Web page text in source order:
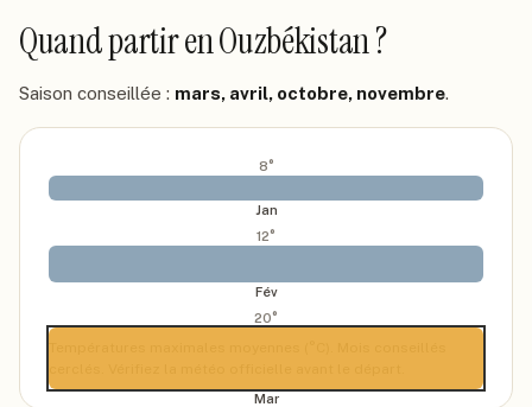
Quand partiren Ouzbékistan?
Saison conseillée : mars, avril, octobre, novembre.
8°
Jan
12°
Fév
20°
Mar